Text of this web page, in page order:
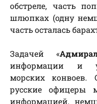
обстреле, часть
шлюпках (одну
часть осталась
Задачей «
информации и
морских конвоев.
русские офицеры
информацией,